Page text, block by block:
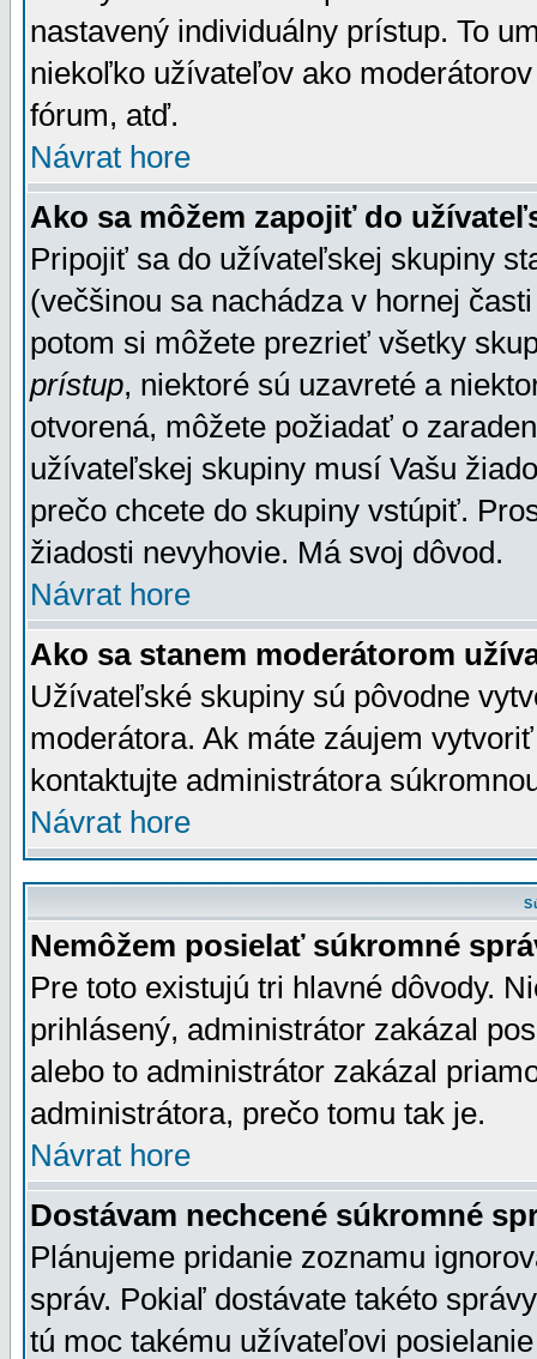
nastavený individuálny prístup. To
niekoľko užívateľov ako
fórum, atď.
Návrat hore
Ako sa môžem zapojiť do
Pripojiť sa do užívateľskej skupiny
(večšinou sa nachádza v hornej
potom si môžete prezrieť všetky
prístup, niektoré sú uzavreté a
otvorená, môžete požiadať o
užívateľskej skupiny musí Vašu
prečo chcete do skupiny vstúpiť.
žiadosti nevyhovie. Má svoj dôvod.
Návrat hore
Ako sa stanem moderátorom
Užívateľské skupiny sú pôvodne
moderátora. Ak máte záujem
kontaktujte administrátora
Návrat hore
Nemôžem posielať súkromné
Pre toto existujú tri hlavné dôvody.
prihlásený, administrátor zakázal
alebo to administrátor zakázal
administrátora, prečo tomu tak je.
Návrat hore
Dostávam nechcené súkromné
Plánujeme pridanie zoznamu
správ. Pokiaľ dostávate takéto
tú moc takému užívateľovi